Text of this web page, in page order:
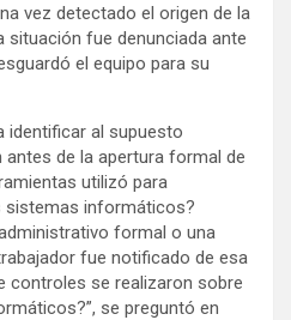
vez detectado el origen de la
fue denunciada ante
el equipo para su
identificar al supuesto
de la apertura formal de
utilizó para
sistemas informáticos?
formal o una
fue notificado de esa
controles se realizaron sobre
se preguntó en